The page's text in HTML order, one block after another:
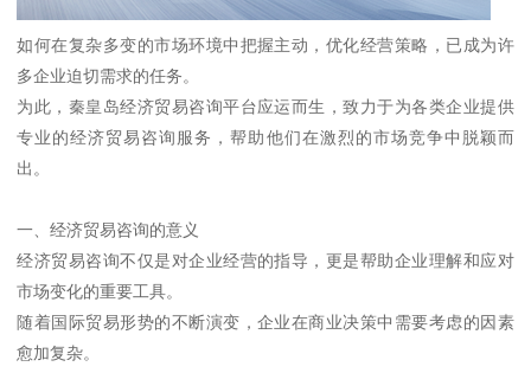
如何在复杂多变的市场环境中把握主动，优化经营策略，已成为许
多企业迫切需求的任务。
为此，秦皇岛经济贸易咨询平台应运而生，致力于为各类企业提供
专业的经济贸易咨询服务，帮助他们在激烈的市场竞争中脱颖而
出。
一、经济贸易咨询的意义
经济贸易咨询不仅是对企业经营的指导，更是帮助企业理解和应对
市场变化的重要工具。
随着国际贸易形势的不断演变，企业在商业决策中需要考虑的因素
愈加复杂。